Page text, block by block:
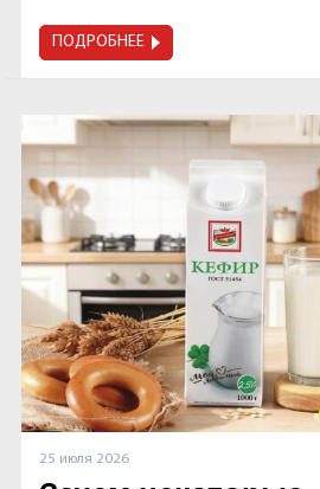
ПОДРОБНЕЕ
25 июля 2026